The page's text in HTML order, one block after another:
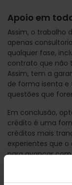
Apoio em
Assim, o trabalho
apenas
qualquer fase,
contrato que não
Assim, tem a
de forma isenta e
questões que
Em conclusão,
crédito é uma
créditos mais
experientes que
para avançar
Por fim, para
visite o site do